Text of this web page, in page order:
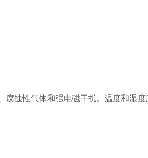
性气体和强电磁干扰。温度和湿